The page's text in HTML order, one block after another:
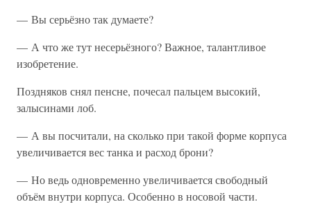
— Вы серьёзно так думаете?
— А что же тут несерьёзного? Важное, талантливое
изобретение.
Поздняков снял пенсне, почесал пальцем высокий,
залысинами лоб.
— А вы посчитали, на сколько при такой форме корпуса
увеличивается вес танка и расход брони?
— Но ведь одновременно увеличивается свободный
объём внутри корпуса. Особенно в носовой части.